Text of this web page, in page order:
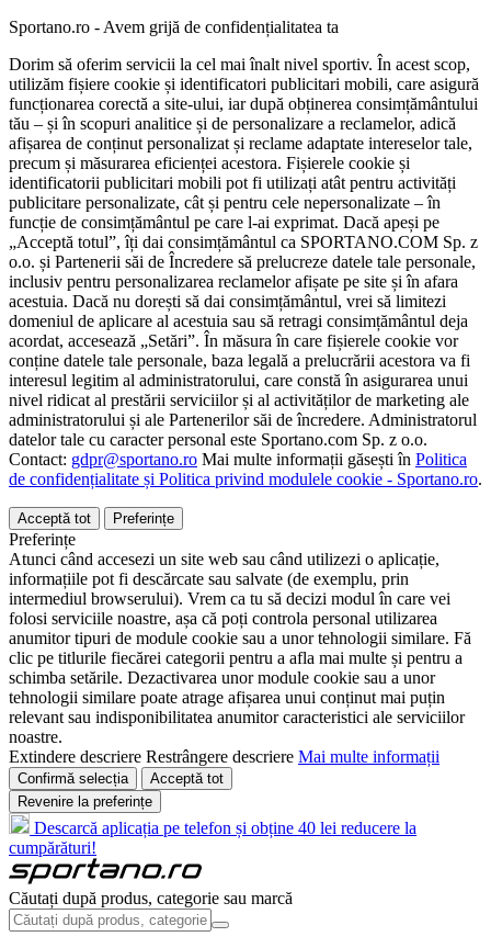
Sportano.ro - Avem grijă de confidențialitatea ta
Dorim să oferim servicii la cel mai înalt nivel sportiv. În acest scop,
utilizăm fișiere cookie și identificatori publicitari mobili, care asigură
funcționarea corectă a site-ului, iar după obținerea consimțământului
tău – și în scopuri analitice și de personalizare a reclamelor, adică
afișarea de conținut personalizat și reclame adaptate intereselor tale,
precum și măsurarea eficienței acestora. Fișierele cookie și
identificatorii publicitari mobili pot fi utilizați atât pentru activități
publicitare personalizate, cât și pentru cele nepersonalizate – în
funcție de consimțământul pe care l-ai exprimat. Dacă apeși pe
„Acceptă totul”, îți dai consimțământul ca SPORTANO.COM Sp. z
o.o. și Partenerii săi de Încredere să prelucreze datele tale personale,
inclusiv pentru personalizarea reclamelor afișate pe site și în afara
acestuia. Dacă nu dorești să dai consimțământul, vrei să limitezi
domeniul de aplicare al acestuia sau să retragi consimțământul deja
acordat, accesează „Setări”. În măsura în care fișierele cookie vor
conține datele tale personale, baza legală a prelucrării acestora va fi
interesul legitim al administratorului, care constă în asigurarea unui
nivel ridicat al prestării serviciilor și al activităților de marketing ale
administratorului și ale Partenerilor săi de încredere. Administratorul
datelor tale cu caracter personal este Sportano.com Sp. z o.o.
Contact: gdpr@sportano.ro Mai multe informații găsești în Politica
de confidențialitate și Politica privind modulele cookie - Sportano.ro.
Acceptă tot Preferințe
Preferințe
Atunci când accesezi un site web sau când utilizezi o aplicație,
informațiile pot fi descărcate sau salvate (de exemplu, prin
intermediul browserului). Vrem ca tu să decizi modul în care vei
folosi serviciile noastre, așa că poți controla personal utilizarea
anumitor tipuri de module cookie sau a unor tehnologii similare. Fă
clic pe titlurile fiecărei categorii pentru a afla mai multe și pentru a
schimba setările. Dezactivarea unor module cookie sau a unor
tehnologii similare poate atrage afișarea unui conținut mai puțin
relevant sau indisponibilitatea anumitor caracteristici ale serviciilor
noastre.
Extindere descriere Restrângere descriere Mai multe informații
Confirmă selecția
Acceptă tot
Revenire la preferințe
Descarcă aplicația pe telefon și obține 40 lei reducere la
cumpărături!
Căutați după produs, categorie sau marcă